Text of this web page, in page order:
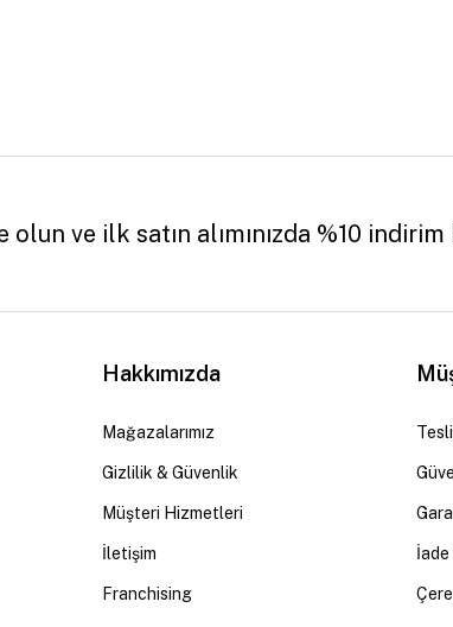
olun ve ilk satın alımınızda %10 indirim
Hakkımızda
Mağazalarımız
Gizlilik & Güvenlik
Müşteri Hizmetleri
İletişim
Franchising
İade